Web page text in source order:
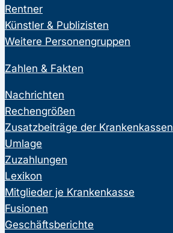
Rentner
Künstler & Publizisten
Weitere Personengruppen
Zahlen & Fakten
Nachrichten
Rechengrößen
Zusatzbeiträge der Krankenkassen
Umlage
Zuzahlungen
Lexikon
Mitglieder je Krankenkasse
Fusionen
Geschäftsberichte